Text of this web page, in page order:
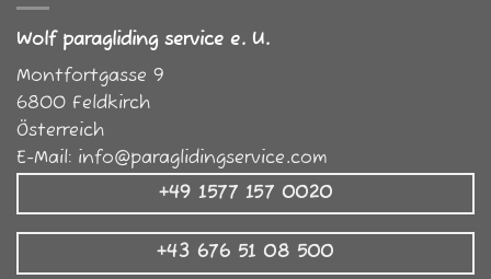
Optionen
gewählt
werden
Wolf paragliding service e. U.
Montfortgasse 9
6800 Feldkirch
Österreich
E-Mail: info@paraglidingservice.com
+49 1577 157 0020
+43 676 51 08 500